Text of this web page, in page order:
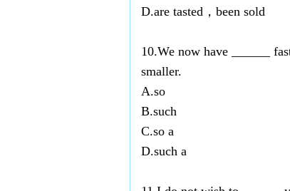
D.are tasted，been sold
10.We now have ______
smaller.
A.so
B.such
C.so a
D.such a